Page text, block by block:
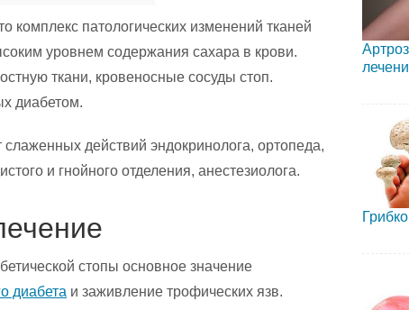
комплекс патологических изменений тканей
уровнем содержания сахара в крови.
ткани, кровеносные сосуды стоп.
диабетом.
действий эндокринолога, ортопеда,
и гнойного отделения, анестезиолога.
стопы основное значение
диабета и заживление трофических язв.